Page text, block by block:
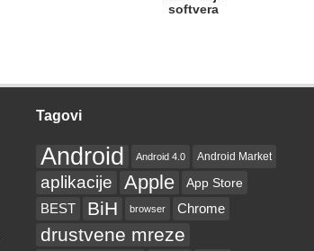
softvera
Tagovi
Android Android 4.0 Android Market
aplikacije Apple App Store
BEST BiH browser Chrome
drustvene mreze